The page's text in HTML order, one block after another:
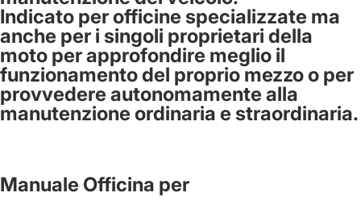
Indicato per officine specializzate ma
anche per i singoli proprietari della
moto per approfondire meglio il
funzionamento del proprio mezzo o per
provvedere autonomamente alla
manutenzione ordinaria e straordinaria.
Manuale Officina per